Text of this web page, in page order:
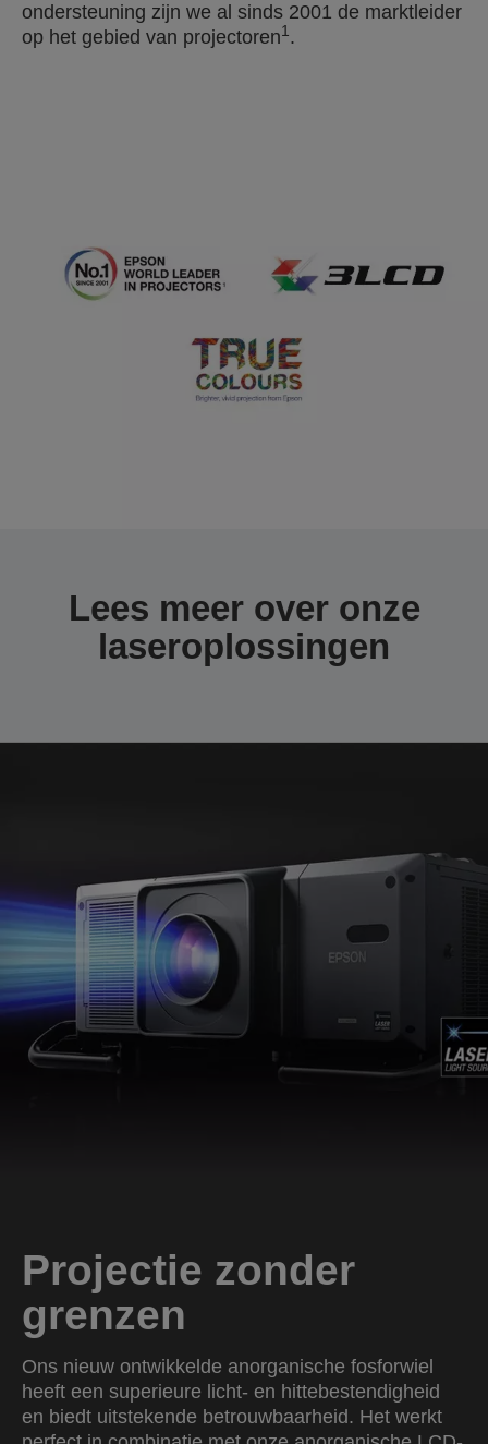
ondersteuning zijn we al sinds 2001 de marktleider
op het gebied van projectoren1.
Lees meer over onze
laseroplossingen
Projectie zonder
grenzen
Ons nieuw ontwikkelde anorganische fosforwiel
heeft een superieure licht- en hittebestendigheid
en biedt uitstekende betrouwbaarheid. Het werkt